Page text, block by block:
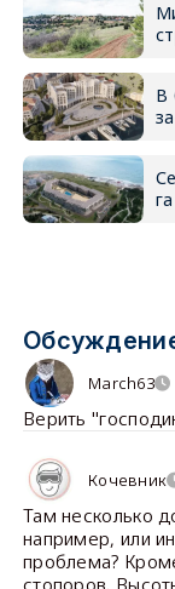
В
March63
Верить
Кочевник
Там несколько
например, или
проблема?